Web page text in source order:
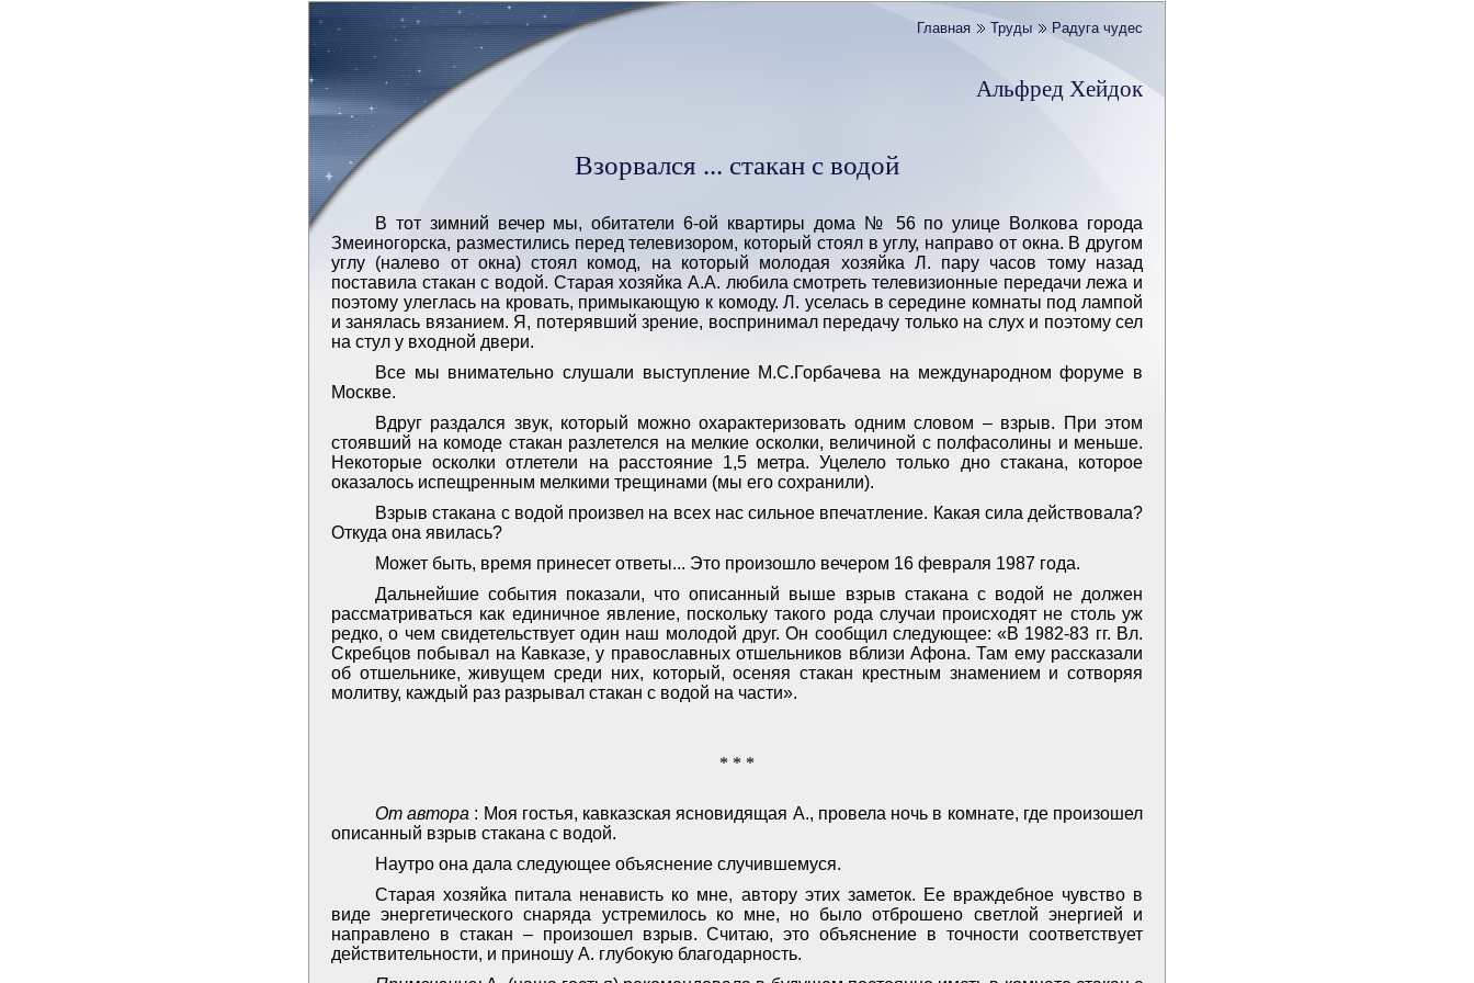
Главная Труды Радуга чудес
Альфред Хейдок
Взорвался ... стакан с водой
В тот зимний вечер мы, обитатели 6-ой квартиры дома № 56 по улице Волкова города
Змеиногорска, разместились перед телевизором, который стоял в углу, направо от окна. В другом
углу (налево от окна) стоял комод, на который молодая хозяйка Л. пару часов тому назад
поставила стакан с водой. Старая хозяйка А.А. любила смотреть телевизионные передачи лежа и
поэтому улеглась на кровать, примыкающую к комоду. Л. уселась в середине комнаты под лампой
и занялась вязанием. Я, потерявший зрение, воспринимал передачу только на слух и поэтому сел
на стул у входной двери.
Все мы внимательно слушали выступление М.С.Горбачева на международном форуме в
Москве.
Вдруг раздался звук, который можно охарактеризовать одним словом – ­взрыв. При этом
стоявший на комоде стакан разлетелся на мелкие осколки, величиной с полфасолины и меньше.
Некоторые осколки отлетели на расстояние 1,5 метра. Уцелело только дно стакана, которое
оказалось испещренным мелкими трещинами (мы его сохранили).
Взрыв стакана с водой произвел на всех нас сильное впечатление. Какая сила действовала?
Откуда она явилась?
Может быть, время принесет ответы... Это произошло вечером 16 февраля 1987 года.
Дальнейшие события показали, что описанный выше взрыв стакана с водой не должен
рассматриваться как единичное явление, поскольку такого рода случаи происходят не столь уж
редко, о чем свидетельствует один наш молодой друг. Он сообщил следующее: «В 1982-83 гг. Вл.
Скребцов побывал на Кавказе, у православных отшельников вблизи Афона. Там ему рассказали
об отшельнике, живущем среди них, который, осеняя стакан крестным знамением и сотворяя
молитву, каждый раз разрывал стакан с водой на части».
* * *
От автора : Моя гостья, кавказская ясновидящая А., провела ночь в комнате, где произошел
описанный взрыв стакана с водой.
Наутро она дала следующее объяснение случившемуся.
Старая хозяйка питала ненависть ко мне, автору этих заметок. Ее враждебное чувство в
виде энергетического снаряда устремилось ко мне, но было отброшено светлой энергией и
направлено в стакан – произошел взрыв. Считаю, это объяснение в точности соответствует
действительности, и приношу А. глубокую благодарность.